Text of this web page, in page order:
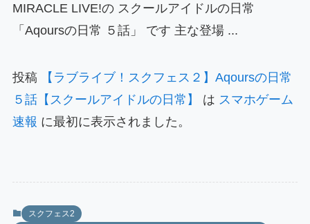
MIRACLE LIVE!の スクールアイドルの日常
「Aqoursの日常 ５話」 です 主な登場 ...
投稿
【ラブライブ！スクフェス２】Aqoursの日常
５話【スクールアイドルの日常】
は スマホゲーム
速報 に最初に表示されました。
スクフェス2